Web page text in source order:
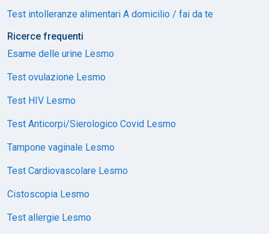
Test intolleranze alimentari A domicilio / fai da te
Ricerce frequenti
Esame delle urine Lesmo
Test ovulazione Lesmo
Test HIV Lesmo
Test Anticorpi/Sierologico Covid Lesmo
Tampone vaginale Lesmo
Test Cardiovascolare Lesmo
Cistoscopia Lesmo
Test allergie Lesmo